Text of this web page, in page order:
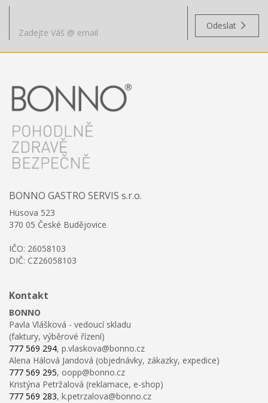
Odeslat
BONNO GASTRO SERVIS s.r.o.
Husova 523
370 05 České Budějovice
IČO: 26058103
DIČ: CZ26058103
Kontakt
BONNO
Pavla Vlášková - vedoucí skladu
(faktury, výběrové řízení)
777 569 294, p.vlaskova@bonno.cz
Alena Hálová Jandová (objednávky, zákazky, expedice)
777 569 295, oopp@bonno.cz
Kristýna Petržalová (reklamace, e-shop)
777 569 283, k.petrzalova@bonno.cz